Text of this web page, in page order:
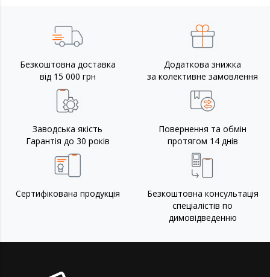
Безкоштовна доставка
від 15 000 грн
Додаткова знижка
за колективне замовлення
Заводська якість
Гарантія до 30 років
Повернення та обмін
протягом 14 днів
Сертифікована продукція
Безкоштовна консультація
спеціалістів по
димовідведенню